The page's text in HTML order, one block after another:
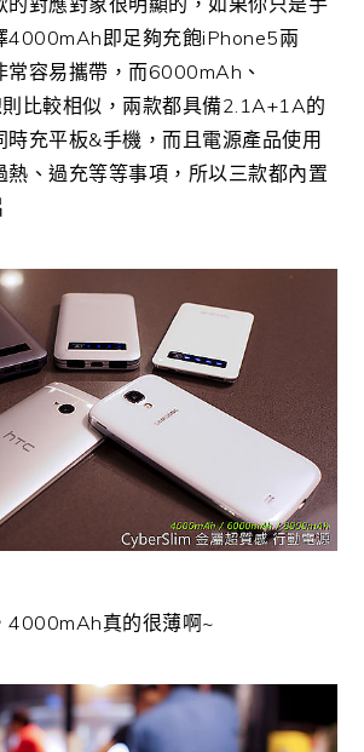
4000mAh即足夠充飽iPhone5兩
常容易攜帶，而6000mAh、
比較相似，兩款都具備2.1A+1A的
時充平板&手機，而且電源產品使用
熱、過充等等事項，所以三款都內置
4000mAh真的很薄啊~